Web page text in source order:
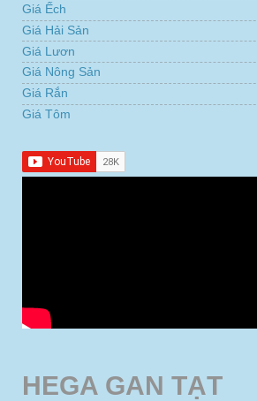
Giá Ếch
Giá Hải Sản
Giá Lươn
Giá Nông Sản
Giá Rắn
Giá Tôm
HEGA GAN TẠT